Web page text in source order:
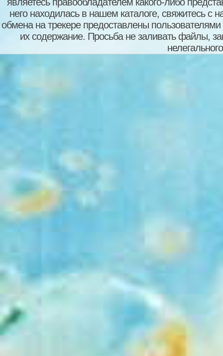
него находилась в нашем каталоге, свяжитесь
обмена на трекере предоставлены пользователями
их содержание. Просьба не заливать файлы,